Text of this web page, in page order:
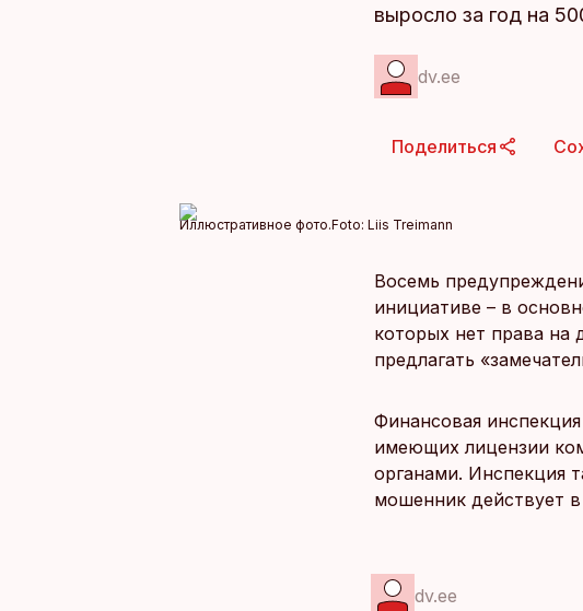
выросло за год на
dv.ee
Поделиться
Иллюстративное фото.Foto: Liis Treimann
Восемь
инициативе – в
которых нет права на
предлагать
Финансовая
имеющих лицензии
органами. Инспекция
мошенник действует
dv.ee